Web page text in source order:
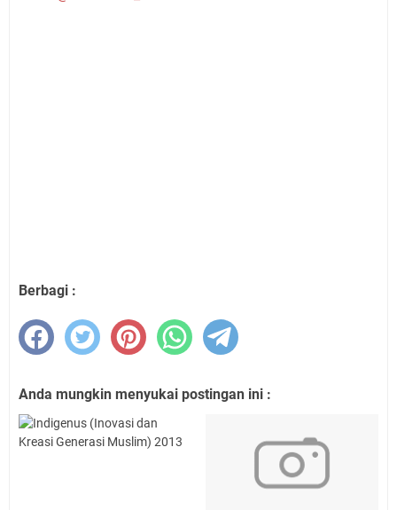
Berbagi :
Anda mungkin menyukai postingan ini :